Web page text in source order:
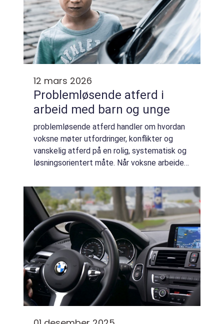
12 mars 2026
Problemløsende atferd i
arbeid med barn og unge
problemløsende atferd handler om hvordan
voksne møter utfordringer, konflikter og
vanskelig atferd på en rolig, systematisk og
løsningsorientert måte. Når voksne arbeider
sjansen for mestring, trygghet og læring b...